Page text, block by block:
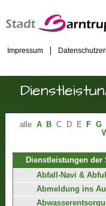
Impressum
alle A B C D E F G
Dienstleistungen der
Abfall-Navi &
Abmeldung ins